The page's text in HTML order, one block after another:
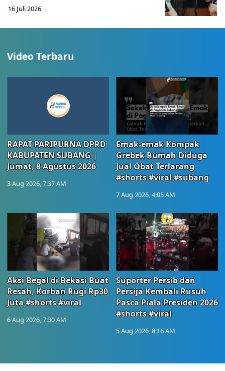
16 Juli 2026
Video Terbaru
RAPAT PARIPURNA DPRD
KABUPATEN SUBANG |
Jumat, 8 Agustus 2026
3 Aug 2026, 7:37 AM
Emak-emak Kompak
Grebek Rumah Diduga
Jual Obat Terlarang
#shorts #viral #subang
7 Aug 2026, 4:05 AM
Aksi Begal di Bekasi Buat
Resah, Korban Rugi Rp30
Juta #shorts #viral
6 Aug 2026, 7:30 AM
Suporter Persib dan
Persija Kembali Rusuh
Pasca Piala Presiden 2026
#shorts #viral
5 Aug 2026, 8:16 AM